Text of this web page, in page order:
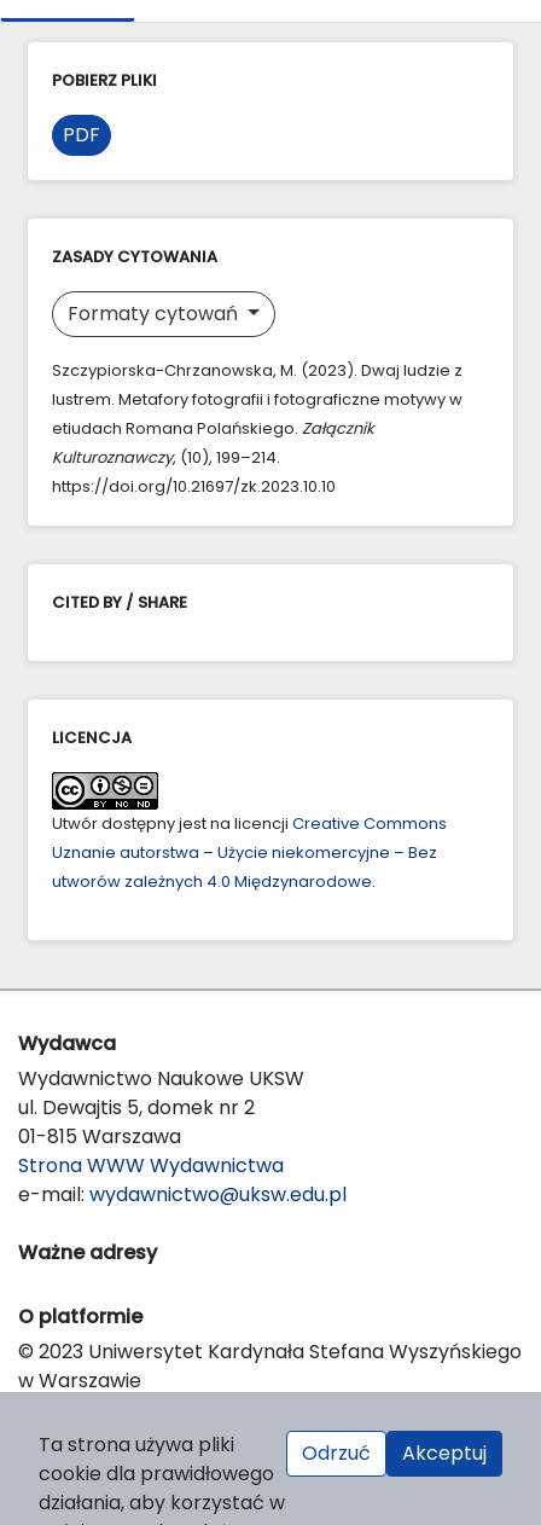
POBIERZ PLIKI
PDF
ZASADY CYTOWANIA
Formaty cytowań
Szczypiorska-Chrzanowska, M. (2023). Dwaj ludzie z
lustrem. Metafory fotografii i fotograficzne motywy w
etiudach Romana Polańskiego. Załącznik
Kulturoznawczy, (10), 199–214.
https://doi.org/10.21697/zk.2023.10.10
CITED BY / SHARE
LICENCJA
Utwór dostępny jest na licencji Creative Commons
Uznanie autorstwa – Użycie niekomercyjne – Bez
utworów zależnych 4.0 Międzynarodowe.
Wydawca
Wydawnictwo Naukowe UKSW
ul. Dewajtis 5, domek nr 2
01-815 Warszawa
Strona WWW Wydawnictwa
e-mail: wydawnictwo@uksw.edu.pl
Ważne adresy
O platformie
© 2023 Uniwersytet Kardynała Stefana Wyszyńskiego
w Warszawie
Platform & Workflow by OJS/PKP
Ta strona używa pliki
cookie dla prawidłowego
działania, aby korzystać w
Odrzuć Akceptuj